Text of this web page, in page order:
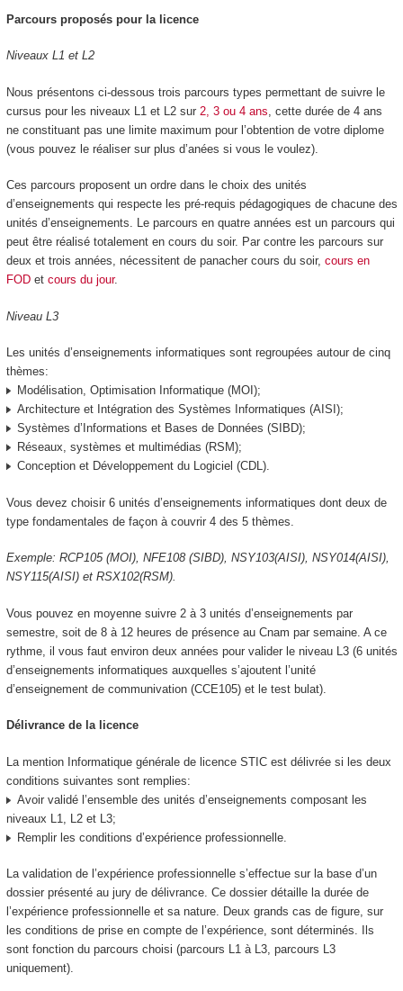
Parcours proposés pour la licence
Niveaux L1 et L2
Nous présentons ci-dessous trois parcours types permettant de suivre le
cursus pour les niveaux L1 et L2 sur 2, 3 ou 4 ans , cette durée de 4 ans
ne constituant pas une limite maximum pour l’obtention de votre diplome
(vous pouvez le réaliser sur plus d’anées si vous le voulez).
Ces parcours proposent un ordre dans le choix des unités
d’enseignements qui respecte les pré-requis pédagogiques de chacune des
unités d’enseignements. Le parcours en quatre années est un parcours qui
peut être réalisé totalement en cours du soir. Par contre les parcours sur
deux et trois années, nécessitent de panacher cours du soir, cours en
FODet cours du jour.
Niveau L3
Les unités d’enseignements informatiques sont regroupées autour de cinq
thèmes:
Modélisation, Optimisation Informatique (MOI);
Architecture et Intégration des Systèmes Informatiques (AISI);
Systèmes d’Informations et Bases de Données (SIBD);
Réseaux, systèmes et multimédias (RSM);
Conception et Développement du Logiciel (CDL).
Vous devez choisir 6 unités d’enseignements informatiques dont deux de
type fondamentales de façon à couvrir 4 des 5 thèmes.
Exemple: RCP105 (MOI), NFE108 (SIBD), NSY103(AISI), NSY014(AISI),
NSY115(AISI) et RSX102(RSM).
Vous pouvez en moyenne suivre 2 à 3 unités d’enseignements par
semestre, soit de 8 à 12 heures de présence au Cnam par semaine. A ce
rythme, il vous faut environ deux années pour valider le niveau L3 (6 unités
d’enseignements informatiques auxquelles s’ajoutent l’unité
d’enseignement de communivation (CCE105) et le test bulat).
Délivrance de la licence
La mention Informatique générale de licence STIC est délivrée si les deux
conditions suivantes sont remplies:
Avoir validé l’ensemble des unités d’enseignements composant les
niveaux L1, L2 et L3;
Remplir les conditions d’expérience professionnelle.
La validation de l’expérience professionnelle s’effectue sur la base d’un
dossier présenté au jury de délivrance. Ce dossier détaille la durée de
l’expérience professionnelle et sa nature. Deux grands cas de figure, sur
les conditions de prise en compte de l’expérience, sont déterminés. Ils
sont fonction du parcours choisi (parcours L1 à L3, parcours L3
uniquement).